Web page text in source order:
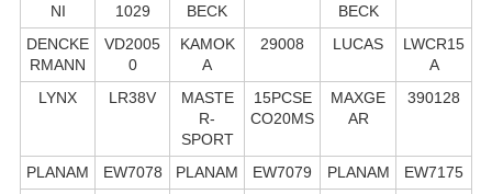
NI
1029
BECK
BECK
DENCKE
RMANN
VD2005
0
KAMOK
A
29008 LUCAS
LWCR15
A
LYNX
LR38V
MASTE
R-
SPORT
15PCSE
CO20MS
MAXGE
AR
390128
PLANAM EW7078 PLANAM EW7079 PLANAM
EW7175